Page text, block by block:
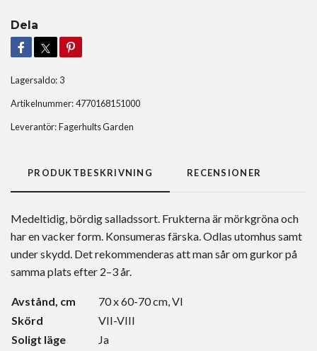
Dela
Lagersaldo: 3
Artikelnummer:4770168151000
Leverantör:Fagerhults Garden
PRODUKTBESKRIVNING RECENSIONER
Medeltidig, bördig salladssort. Frukterna är mörkgröna och
har en vacker form. Konsumeras färska. Odlas utomhus samt
under skydd. Det rekommenderas att man sår om gurkor på
samma plats efter 2–3 år.
Avstånd, cm
70 x 60-70 cm, VI
Skörd
VII-VIII
Soligt läge
Ja